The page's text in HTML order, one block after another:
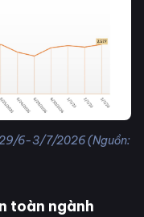
6-3/7/2026 (Nguồn:
toàn ngành